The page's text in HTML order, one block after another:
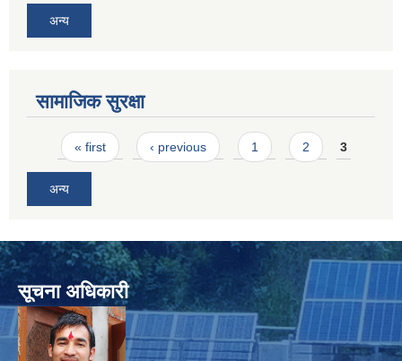
अन्य
सामाजिक सुरक्षा
Pages
« first ‹ previous 1 2 3
अन्य
सूचना अधिकारी